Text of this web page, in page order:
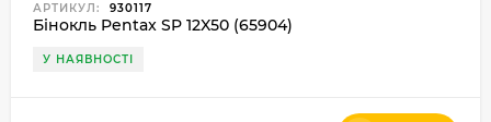
АРТИКУЛ: 930117
Бінокль Pentax SP 12X50 (65904)
У НАЯВНОСТІ